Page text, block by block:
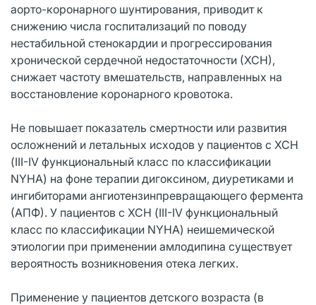
аорто-коронарного шунтирования, приводит к
снижению числа госпитализаций по поводу
нестабильной стенокардии и прогрессирования
хронической сердечной недостаточности (ХСН),
снижает частоту вмешательств, направленных на
восстановление коронарного кровотока.
Не повышает показатель смертности или развития
осложнений и летальных исходов у пациентов с ХСН
(III-IV функциональный класс по классификации
NYHA) на фоне терапии дигоксином, диуретиками и
ингибиторами ангиотензинпревращающего фермента
(АПФ). У пациентов с ХСН (III-IV функциональный
класс по классификации NYHA) неишемической
этиологии при применении амлодипина существует
вероятность возникновения отека легких.
Применение у пациентов детского возраста (в